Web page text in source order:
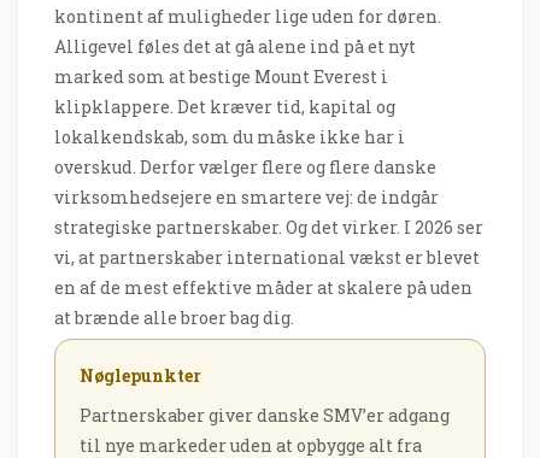
kontinent af muligheder lige uden for døren.
Alligevel føles det at gå alene ind på et nyt
marked som at bestige Mount Everest i
klipklappere. Det kræver tid, kapital og
lokalkendskab, som du måske ikke har i
overskud. Derfor vælger flere og flere danske
virksomhedsejere en smartere vej: de indgår
strategiske partnerskaber. Og det virker. I 2026 ser
vi, at partnerskaber international vækst er blevet
en af de mest effektive måder at skalere på uden
at brænde alle broer bag dig.
Nøglepunkter
Partnerskaber giver danske SMV’er adgang
til nye markeder uden at opbygge alt fra